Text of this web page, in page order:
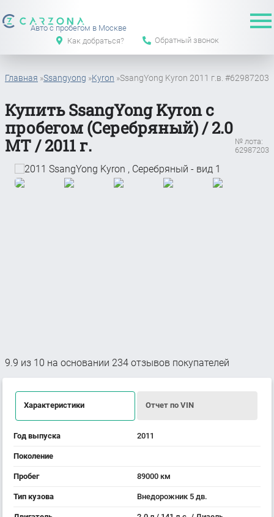
Авто с пробегом в Москве
Как добраться?
Обратный звонок
Главная »Ssangyong »Kyron »SsangYong Kyron 2011 г.в. #62987203
Купить SsangYong Kyron с
пробегом (Серебряный) / 2.0
MT / 2011 г.
№ лота:
62987203
9.9 из 10 на основании 234 отзывов покупателей
Характеристики Отчет по VIN
Год выпуска 2011
Поколение
Пробег 89000 км
Тип кузова Внедорожник 5 дв.